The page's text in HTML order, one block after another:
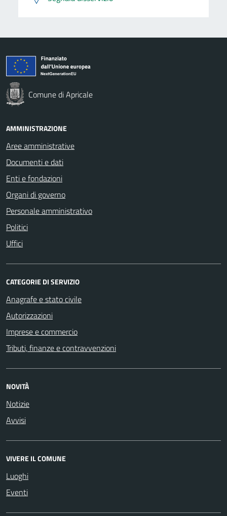
Comune di Apricale
AMMINISTRAZIONE
Aree amministrative
Documenti e dati
Enti e fondazioni
Organi di governo
Personale amministrativo
Politici
Uffici
CATEGORIE DI SERVIZIO
Anagrafe e stato civile
Autorizzazioni
Imprese e commercio
Tributi, finanze e contravvenzioni
NOVITÀ
Notizie
Avvisi
VIVERE IL COMUNE
Luoghi
Eventi